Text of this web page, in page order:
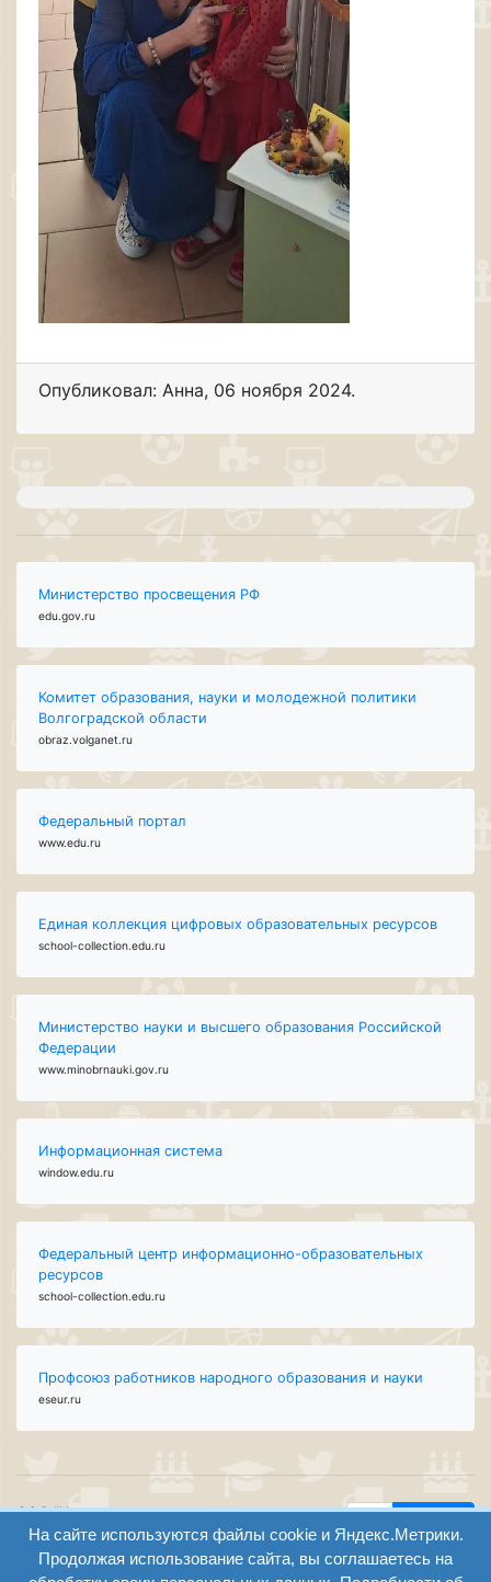
Опубликовал: Анна, 06 ноября 2024.
Министерство просвещения РФ
edu.gov.ru
Комитет образования, науки и молодежной политики
Волгоградской области
obraz.volganet.ru
Федеральный портал
www.edu.ru
Единая коллекция цифровых образовательных ресурсов
school-collection.edu.ru
Министерство науки и высшего образования Российской
Федерации
www.minobrnauki.gov.ru
Информационная система
window.edu.ru
Федеральный центр информационно-образовательных
ресурсов
school-collection.edu.ru
Профсоюз работников народного образования и науки
eseur.ru
ООО "Центр
образования и
консалтинга"
Волгоград 2008-
вход
Найти
Версия
На сайте используются файлы cookie и Яндекс.Метрики.
Продолжая использование сайта, вы соглашаетесь на